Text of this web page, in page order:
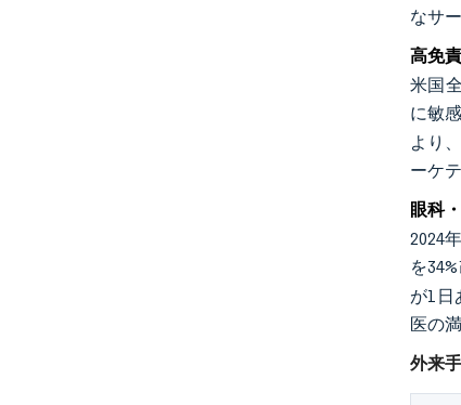
なサ
高免
米国
に敏
より
ーケ
眼科
2024
を
が1日
医の
外来